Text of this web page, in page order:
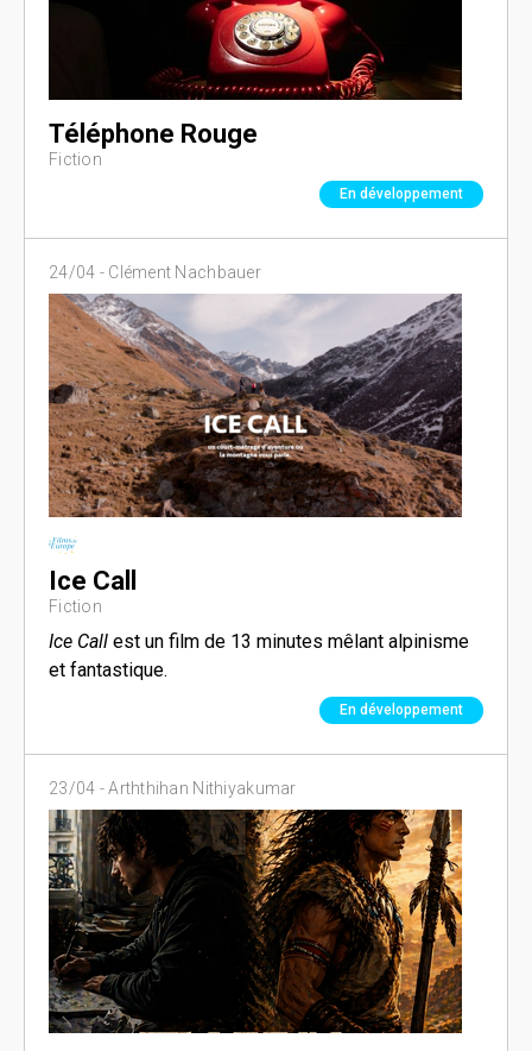
Téléphone Rouge
Fiction
En développement
24/04 - Clément Nachbauer
Ice Call
Fiction
Ice Call est un film de 13 minutes mêlant alpinisme
et fantastique.
En développement
23/04 -Arththihan Nithiyakumar